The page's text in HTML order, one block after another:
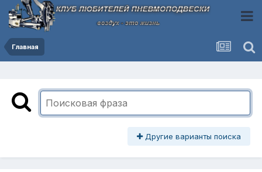
Главная
Другие варианты поиска